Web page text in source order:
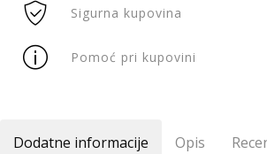
Sigurna kupovina
Pomoć pri kupovini
Dodatne informacije Opis